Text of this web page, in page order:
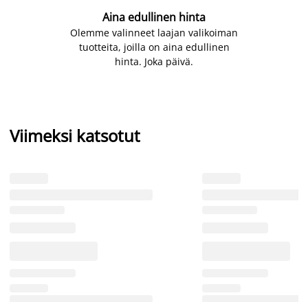
Aina edullinen hinta
Olemme valinneet laajan valikoiman
tuotteita, joilla on aina edullinen
hinta. Joka päivä.
Viimeksi katsotut